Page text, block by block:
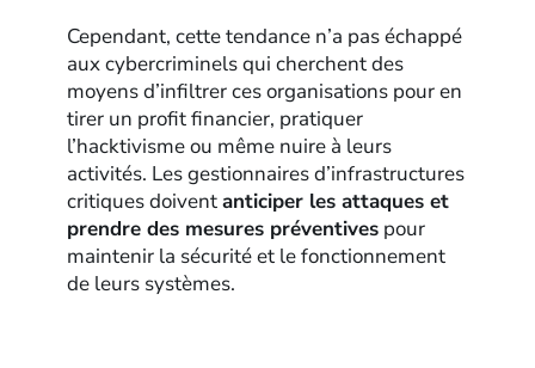
Cependant, cette tendance n’a pas échappé
aux cybercriminels qui cherchent des
moyens d’infiltrer ces organisations pour en
tirer un profit financier, pratiquer
l’hacktivisme ou même nuire à leurs
activités. Les gestionnaires d’infrastructures
critiques doiventanticiper les attaques et
prendre des mesures préventives pour
maintenir la sécurité et le fonctionnement
de leurs systèmes.